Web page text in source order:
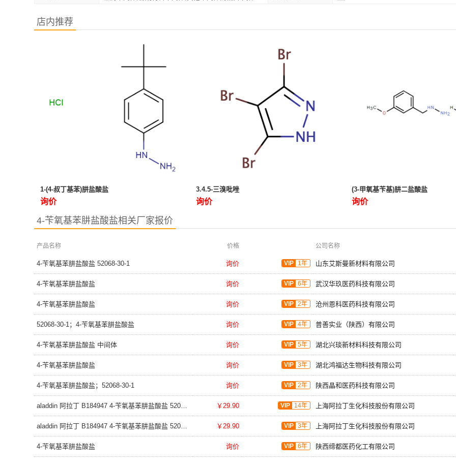
店内推荐
1-(4-叔丁基苯)肼盐酸盐
询价
3.4.5-三溴吡唑
询价
(3-甲氧基苄基)肼二盐酸盐
询价
4-苄氧基苯肼盐酸盐相关厂家报价
产品名称 价格 公司名称
4-苄氧基苯肼盐酸盐 52068-30-1 询价 VIP 1年 山东艾斯曼新材料有限公司
4-苄氧基苯肼盐酸盐 询价 VIP 6年 武汉华玖医药科技有限公司
4-苄氧基苯肼盐酸盐 询价 VIP 2年 沧州恩科医药科技有限公司
52068-30-1；4-苄氧基苯肼盐酸盐 询价 VIP 4年 普善实业（陕西）有限公司
4-苄氧基苯肼盐酸盐 中间体 询价 VIP 5年 湖北兴琰新材料科技有限公司
4-苄氧基苯肼盐酸盐 询价 VIP 3年 湖北鸿福达生物科技有限公司
4-苄氧基苯肼盐酸盐；52068-30-1 询价 VIP 2年 陕西晶和医药科技有限公司
aladdin 阿拉丁 B184947 4-苄氧基苯肼盐酸盐 52068-30-1 ≥97% ￥29.90 VIP 14年 上海阿拉丁生化科技股份有限公司
aladdin 阿拉丁 B184947 4-苄氧基苯肼盐酸盐 52068-30-1 97% ￥29.90 VIP 3年 上海阿拉丁生化科技股份有限公司
4-苄氧基苯肼盐酸盐 询价 VIP 6年 陕西缔都医药化工有限公司